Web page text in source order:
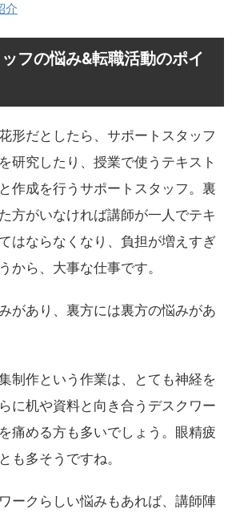
介
フの悩み&転職活動のポイ
形だとしたら、サポートスタッフ
研究したり、授業で使うテキスト
作成を行うサポートスタッフ。裏
方がいなければ講師が一人でテキ
はならなくなり、負担が増えすぎ
から、大事な仕事です。
があり、裏方には裏方の悩みがあ
制作という作業は、とても神経を
に机や資料と向き合うデスクワー
痛める方も多いでしょう。眼精疲
も多そうですね。
ークらしい悩みもあれば、講師陣